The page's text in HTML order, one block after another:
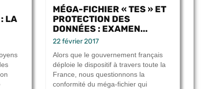
LA
MÉGA-FICHIER « TES » ET
PROTECTION DES
DONNÉES : EXAMEN...
22 février 2017
Alors que le gouvernement français
déploie le dispositif à travers toute la
France, nous questionnons la
conformité du méga-fichier qui